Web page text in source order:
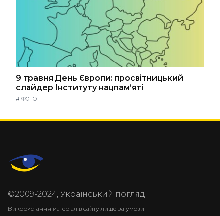
9 травня День Європи: просвітницький
слайдер Інституту нацпам’яті
# ФОТО
©2009-2024, Український погляд.
Використання матеріалів сайту лише за умови